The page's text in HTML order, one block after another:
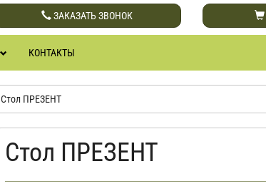
ЗАКАЗАТЬ ЗВОНОК
КОНТАКТЫ
Стол ПРЕЗЕНТ
Стол ПРЕЗЕНТ